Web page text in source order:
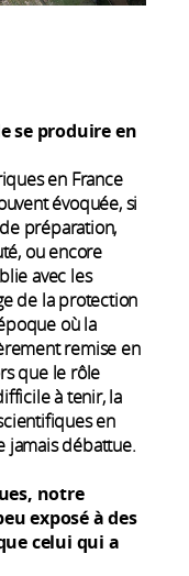
se produire en
en France
évoquée, si
préparation,
ou encore
avec les
de la protection
où la
remise en
que le rôle
à tenir, la
en
jamais débattue.
notre
exposé à des
celui qui a